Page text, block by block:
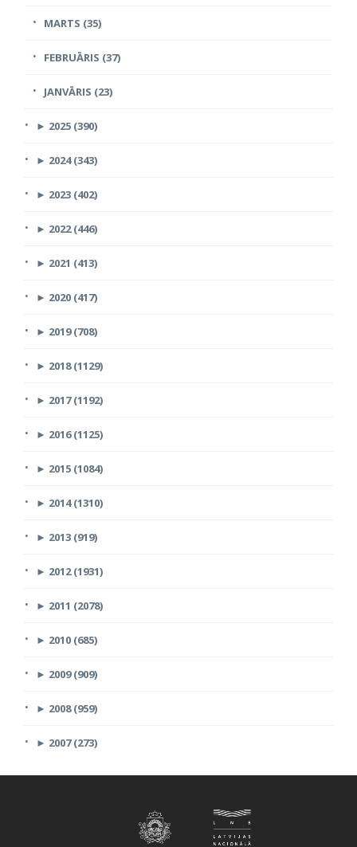
MARTS (35)
FEBRUĀRIS (37)
JANVĀRIS (23)
► 2025 (390)
► 2024 (343)
► 2023 (402)
► 2022 (446)
► 2021 (413)
► 2020 (417)
► 2019 (708)
► 2018 (1129)
► 2017 (1192)
► 2016 (1125)
► 2015 (1084)
► 2014 (1310)
► 2013 (919)
► 2012 (1931)
► 2011 (2078)
► 2010 (685)
► 2009 (909)
► 2008 (959)
► 2007 (273)